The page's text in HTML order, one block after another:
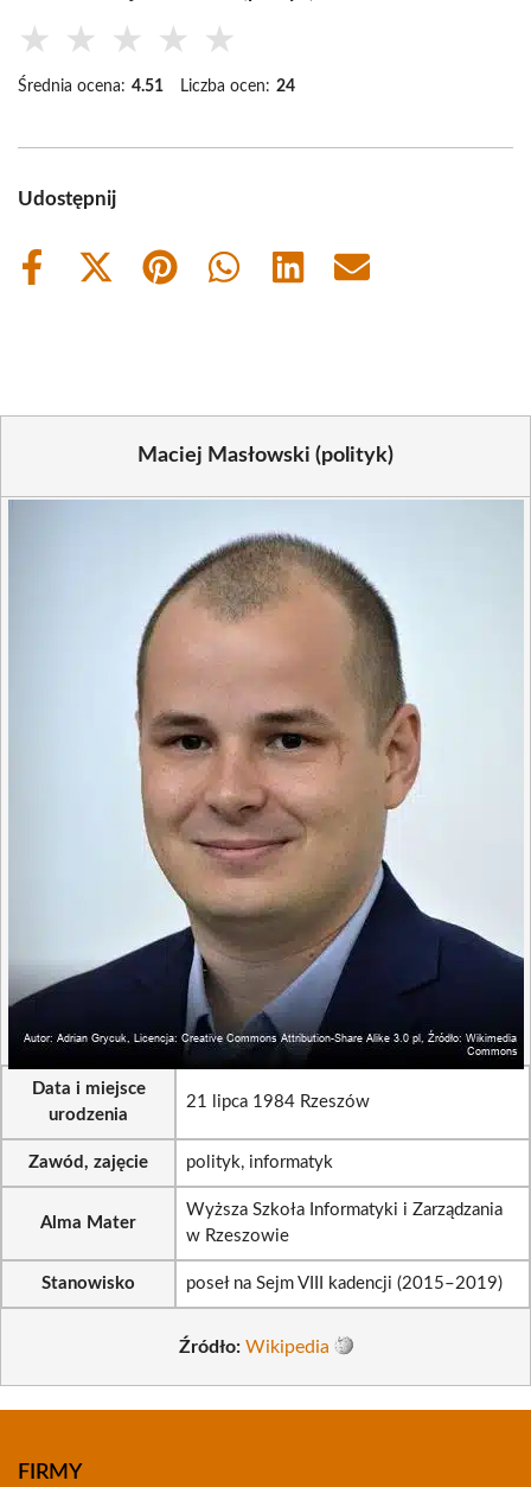
★ ★ ★ ★ ★
Średnia ocena: 4.51 Liczba ocen: 24
Udostępnij
Share
Share
Share
Share
Share
Share
Maciej Masłowski (polityk)
Data i miejsce
urodzenia
21 lipca 1984 Rzeszów
Zawód, zajęcie polityk, informatyk
Alma Mater
Wyższa Szkoła Informatyki i Zarządzania
w Rzeszowie
Stanowisko poseł na Sejm VIII kadencji (2015–2019)
Źródło: Wikipedia
FIRMY